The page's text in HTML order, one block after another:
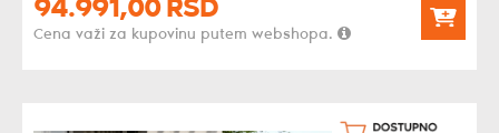
94.991,00 RSD
Cena važi za kupovinu putem webshopa.